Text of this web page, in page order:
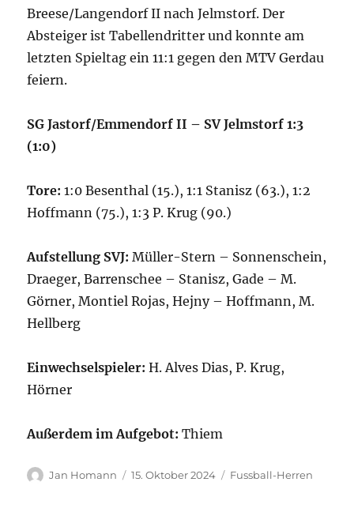
Breese/Langendorf II nach Jelmstorf. Der
Absteiger ist Tabellendritter und konnte am
letzten Spieltag ein 11:1 gegen den MTV Gerdau
feiern.
SG Jastorf/Emmendorf II – SV Jelmstorf 1:3
(1:0)
Tore: 1:0 Besenthal (15.), 1:1 Stanisz (63.), 1:2
Hoffmann (75.), 1:3 P. Krug (90.)
Aufstellung SVJ: Müller-Stern – Sonnenschein,
Draeger, Barrenschee – Stanisz, Gade – M.
Görner, Montiel Rojas, Hejny – Hoffmann, M.
Hellberg
Einwechselspieler: H. Alves Dias, P. Krug,
Hörner
Außerdem im Aufgebot: Thiem
Autor
Jan Homann
Veröffentlicht
15. Oktober 2024 Kategorien
Fussball-Herren